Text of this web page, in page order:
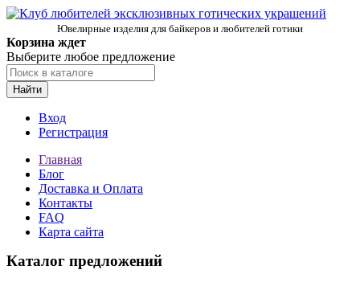
Ювелирные изделия для байкеров и любителей готики
Корзина ждет
Выберите любое предложение
Найти
Вход
Регистрация
Главная
Блог
Доставка и Оплата
Контакты
FAQ
Карта сайта
Каталог предложений